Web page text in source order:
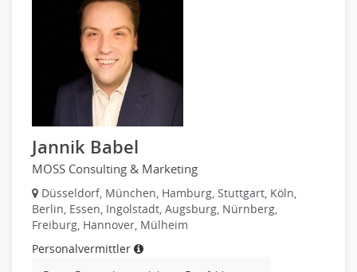
Strategisches Marketing
Vertriebsmarketing
Human Resources
Personal Leitung, Teamleitung
rec2rec
Recruiting, Personalmarketing
Referent
Anwaltschaft
Justiziariat, Rechtsabteilung
Notar-, Justizfachangestellter, Anwaltsfachgehilfe
Notariat
Richter, Justizbeamte
Telekommunikation
Textilien & Bekleidung
Transport & Logistik
Unternehmensberatung
Versicherungen
Jannik Babel
MOSS Consulting & Marketing
Düsseldorf, München, Hamburg, Stuttgart, Köln,
Berlin, Essen, Ingolstadt, Augsburg, Nürnberg,
Freiburg, Hannover, Mülheim
Personalvermittler